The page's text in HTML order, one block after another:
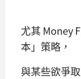
尤其 Money
本」策略，
與某些欲爭